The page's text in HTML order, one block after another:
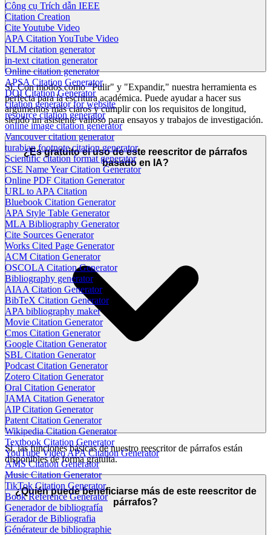
Công cụ Trích dẫn IEEE
Citation Creation
Cite Youtube Video
APA Citation YouTube Video
NLM citation generator
in-text citation generator
Online citation generator
APSA Citation Generator
DOI Citation Generator
citation generator for website
resource citation generator
online image citation generator
Vancouver citation generator
turabian footnote citation generator
Scientific citation format generator
CSE Name Year Citation Generator
Online PDF Citation Generator
URL to APA Citation
Bluebook Citation Generator
APA Style Table Generator
MLA Bibliography Generator
Cite Sources Generator
Works Cited Page Generator
ACM Citation Generator
OSCOLA Citation Generator
Bibliography generator
AIAA Citation Generator
BibTeX Citation Generator
APA bibliography maker
Movie Citation Generator
Cmos Citation Generator
Google Citation Generator
SBL Citation Generator
Podcast Citation Generator
Zotero Citation Generator
Oral Citation Generator
JAMA Citation Generator
AIP Citation Generator
Patent Citation Generator
Wikipedia Citation Generator
Textbook Citation Generator
YouTube Video APA Citation Generator
AMS Citation Generator
Music Citation Generator
TikTok Citation Generator
Book Reference Generator
Generador de bibliografía
Gerador de Bibliografia
Générateur de bibliographie
Sí. Con modos como "Pulir" y "Expandir," nuestra herramienta es
perfecta para la escritura académica. Puede ayudar a hacer sus
argumentos más claros y cumplir con los requisitos de longitud,
siendo un asistente valioso para ensayos y trabajos de investigación.
¿Es gratuito el uso de este reescritor de párrafos
basado en IA?
Sí, las funciones básicas de nuestro reescritor de párrafos están
disponibles de forma gratuita.
¿Quién puede beneficiarse más de este reescritor de
párrafos?